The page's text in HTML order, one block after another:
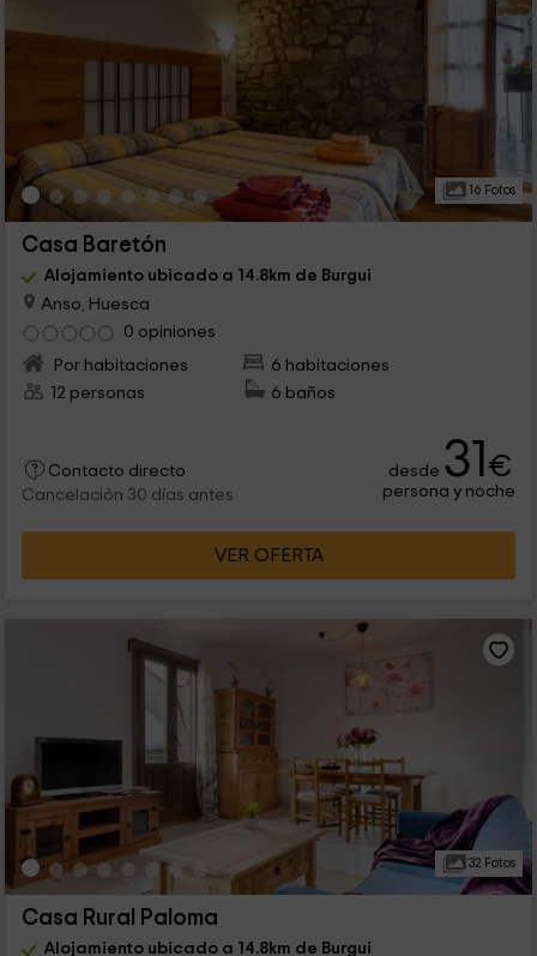
16 Fotos
Casa Baretón
Alojamiento ubicado a 14.8km de Burgui
Anso, Huesca
0 opiniones
Por habitaciones
6 habitaciones
12 personas
6 baños
Contacto directo
Cancelación 30 días antes
desde 31€
persona y noche
VER OFERTA
32 Fotos
Casa Rural Paloma
Alojamiento ubicado a 14.8km de Burgui